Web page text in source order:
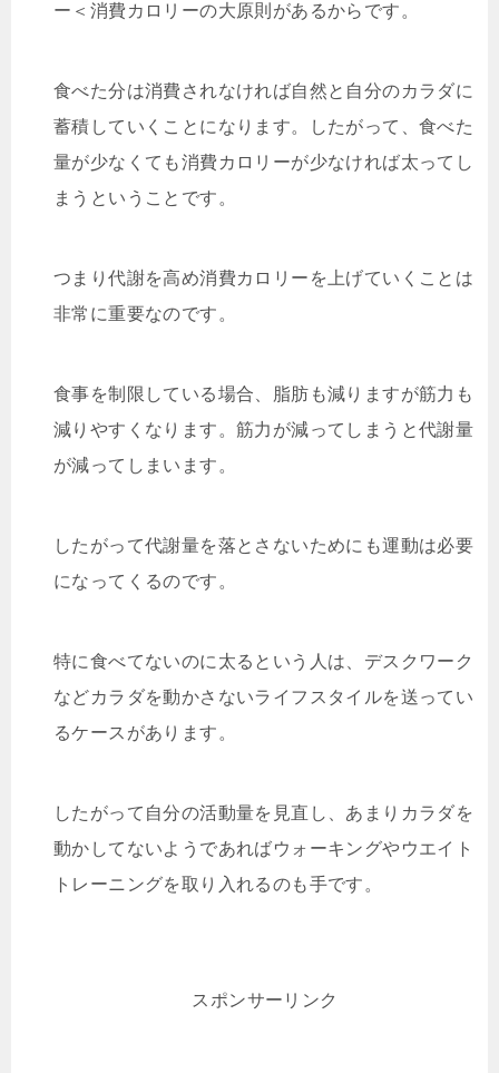
ー＜消費カロリーの大原則があるからです。
食べた分は消費されなければ自然と自分のカラダに
蓄積していくことになります。したがって、食べた
量が少なくても消費カロリーが少なければ太ってし
まうということです。
つまり代謝を高め消費カロリーを上げていくことは
非常に重要なのです。
食事を制限している場合、脂肪も減りますが筋力も
減りやすくなります。筋力が減ってしまうと代謝量
が減ってしまいます。
したがって代謝量を落とさないためにも運動は必要
になってくるのです。
特に食べてないのに太るという人は、デスクワーク
などカラダを動かさないライフスタイルを送ってい
るケースがあります。
したがって自分の活動量を見直し、あまりカラダを
動かしてないようであればウォーキングやウエイト
トレーニングを取り入れるのも手です。
スポンサーリンク